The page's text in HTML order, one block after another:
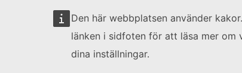
Den här webbplatsen använder
länken i sidfoten för att läsa mer om
dina inställningar.